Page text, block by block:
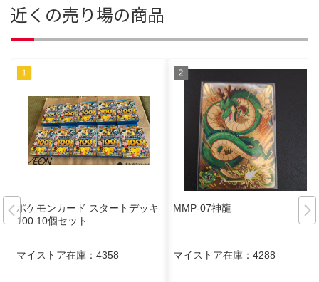
近くの売り場の商品
ポケモンカード スタートデッキ
100 10個セット
マイストア在庫： 4358
MMP-07神龍
マイストア在庫： 4288